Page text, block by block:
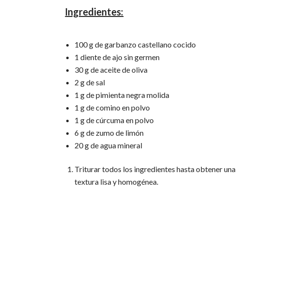
Ingredientes:
100 g de garbanzo castellano cocido
1 diente de ajo sin germen
30 g de aceite de oliva
2 g de sal
1 g de pimienta negra molida
1 g de comino en polvo
1 g de cúrcuma en polvo
6 g de zumo de limón
20 g de agua mineral
Triturar todos los ingredientes hasta obtener una
textura lisa y homogénea.